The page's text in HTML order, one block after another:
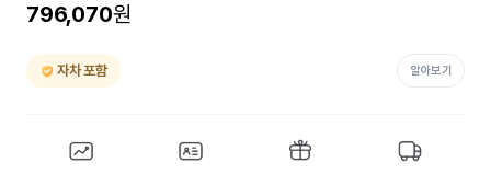
796,070원
자차 포함 알아보기